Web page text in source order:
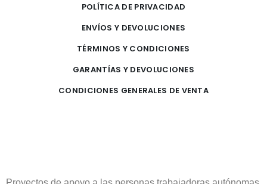
POLÍTICA DE PRIVACIDAD
ENVÍOS Y DEVOLUCIONES
TÉRMINOS Y CONDICIONES
GARANTÍAS Y DEVOLUCIONES
CONDICIONES GENERALES DE VENTA